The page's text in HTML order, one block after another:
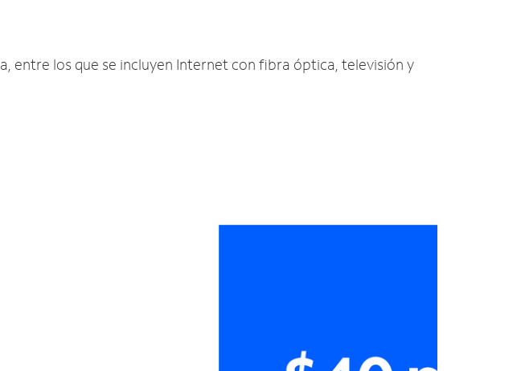
entre los que se incluyen Internet con fibra óptica, televisión y